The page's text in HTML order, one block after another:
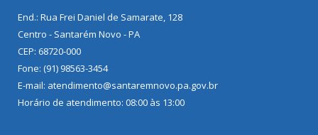
End.: Rua Frei Daniel de Samarate, 128
Centro - Santarém Novo - PA
CEP: 68720-000
Fone: (91) 98563-3454
E-mail: atendimento@santaremnovo.pa.gov.br
Horário de atendimento: 08:00 às 13:00